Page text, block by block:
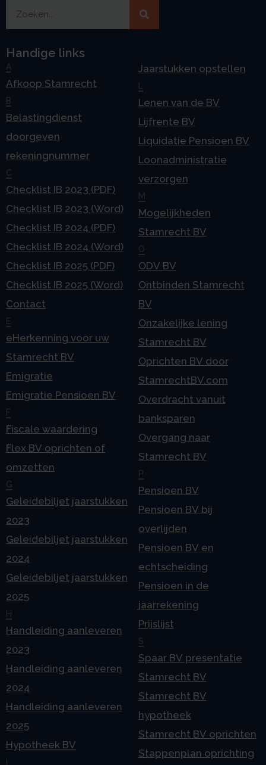
Handige links
A
Afkoop Stamrecht
B
Belastingdienst
doorgeven
rekeningnummer
C
Checklist IB 2023 (PDF)
Checklist IB 2023 (Word)
Checklist IB 2024 (PDF)
Checklist IB 2024 (Word)
Checklist IB 2025 (PDF)
Checklist IB 2025 (Word)
Contact
E
eHerkenning voor uw
Stamrecht BV
Emigratie
Emigratie Pensioen BV
F
Fiscale waardering
Flex BV oprichten of
omzetten
G
Geleidebiljet jaarstukken
2023
Geleidebiljet jaarstukken
2024
Geleidebiljet jaarstukken
2025
H
Handleiding aanleveren
2023
Handleiding aanleveren
2024
Handleiding aanleveren
2025
Hypotheek BV
Jaarstukken opstellen
L
Lenen van de BV
Lijfrente BV
Liquidatie Pensioen BV
Loonadministratie
verzorgen
M
Mogelijkheden
Stamrecht BV
O
ODV BV
Ontbinden Stamrecht
BV
Onzakelijke lening
Stamrecht BV
Oprichten BV door
StamrechtBV.com
Overdracht vanuit
banksparen
Overgang naar
Stamrecht BV
P
Pensioen BV
Pensioen BV bij
overlijden
Pensioen BV en
echtscheiding
Pensioen in de
jaarrekening
Prijslijst
S
Spaar BV presentatie
Stamrecht BV
Stamrecht BV
hypotheek
Stamrecht BV oprichten
Stappenplan oprichting